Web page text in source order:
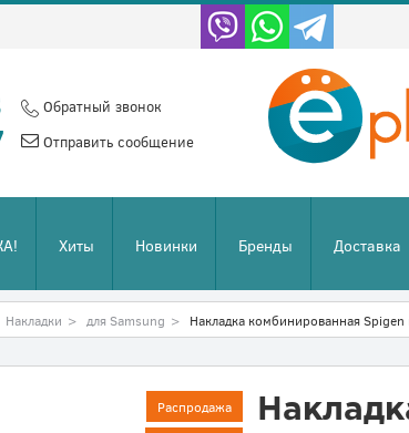
Обратный звонок
Отправить сообщение
Хиты Новинки Бренды Доставка
Накладки > для Samsung > Накладка комбинированная
Распродажа